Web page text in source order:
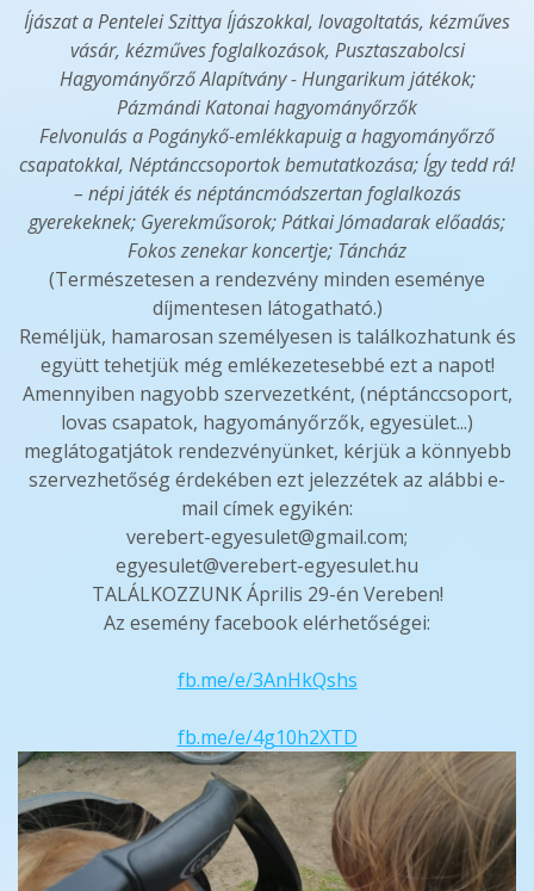
Íjászat a Pentelei Szittya Íjászokkal, lovagoltatás, kézműves
vásár, kézműves foglalkozások, Pusztaszabolcsi
Hagyományőrző Alapítvány - Hungarikum játékok;
Pázmándi Katonai hagyományőrzők
Felvonulás a Pogánykő-emlékkapuig a hagyományőrző
csapatokkal, Néptánccsoportok bemutatkozása; Így tedd rá!
– népi játék és néptáncmódszertan foglalkozás
gyerekeknek; Gyerekműsorok; Pátkai Jómadarak előadás;
Fokos zenekar koncertje; Táncház
(Természetesen a rendezvény minden eseménye
díjmentesen látogatható.)
Reméljük, hamarosan személyesen is találkozhatunk és
együtt tehetjük még emlékezetesebbé ezt a napot!
Amennyiben nagyobb szervezetként, (néptánccsoport,
lovas csapatok, hagyományőrzők, egyesület...)
meglátogatjátok rendezvényünket, kérjük a könnyebb
szervezhetőség érdekében ezt jelezzétek az alábbi e-
mail címek egyikén:
verebert-egyesulet@gmail.com;
egyesulet@verebert-egyesulet.hu
TALÁLKOZZUNK Április 29-én Vereben!
Az esemény facebook elérhetőségei:
fb.me/e/3AnHkQshs
fb.me/e/4g10h2XTD